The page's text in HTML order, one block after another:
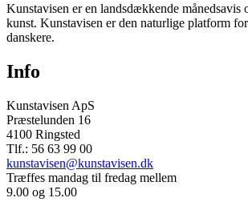
Kunstavisen er en landsdækkende månedsavis
kunst. Kunstavisen er den naturlige platform
danskere.
Info
Kunstavisen ApS
Præstelunden 16
4100 Ringsted
Tlf.: 56 63 99 00
kunstavisen@kunstavisen.dk
Træffes mandag til fredag mellem
9.00 og 15.00